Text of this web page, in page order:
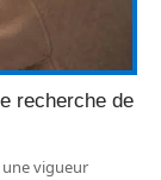
recherche de
une vigueur